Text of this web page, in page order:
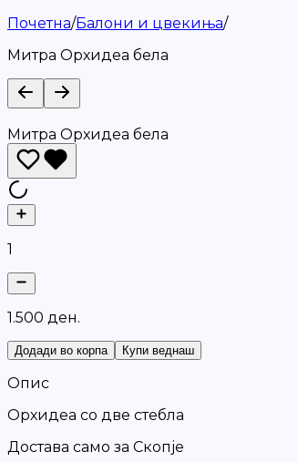
Почетна/Балони и цвекиња/
Митра Орхидеа бела
Митра Орхидеа бела
1
1.500 ден.
Додади во корпа Купи веднаш
Опис
Орхидеа со две стебла
Достава само за Скопје